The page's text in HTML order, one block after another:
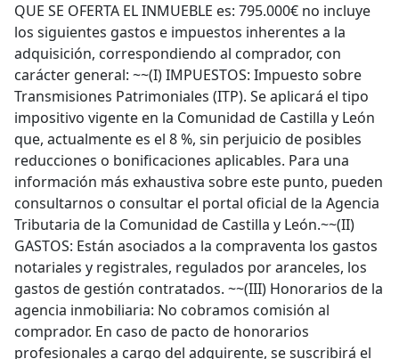
QUE SE OFERTA EL INMUEBLE es: 795.000€ no incluye
los siguientes gastos e impuestos inherentes a la
adquisición, correspondiendo al comprador, con
carácter general: ~~(I) IMPUESTOS: Impuesto sobre
Transmisiones Patrimoniales (ITP). Se aplicará el tipo
impositivo vigente en la Comunidad de Castilla y León
que, actualmente es el 8 %, sin perjuicio de posibles
reducciones o bonificaciones aplicables. Para una
información más exhaustiva sobre este punto, pueden
consultarnos o consultar el portal oficial de la Agencia
Tributaria de la Comunidad de Castilla y León.~~(II)
GASTOS: Están asociados a la compraventa los gastos
notariales y registrales, regulados por aranceles, los
gastos de gestión contratados. ~~(III) Honorarios de la
agencia inmobiliaria: No cobramos comisión al
comprador. En caso de pacto de honorarios
profesionales a cargo del adquirente, se suscribirá el